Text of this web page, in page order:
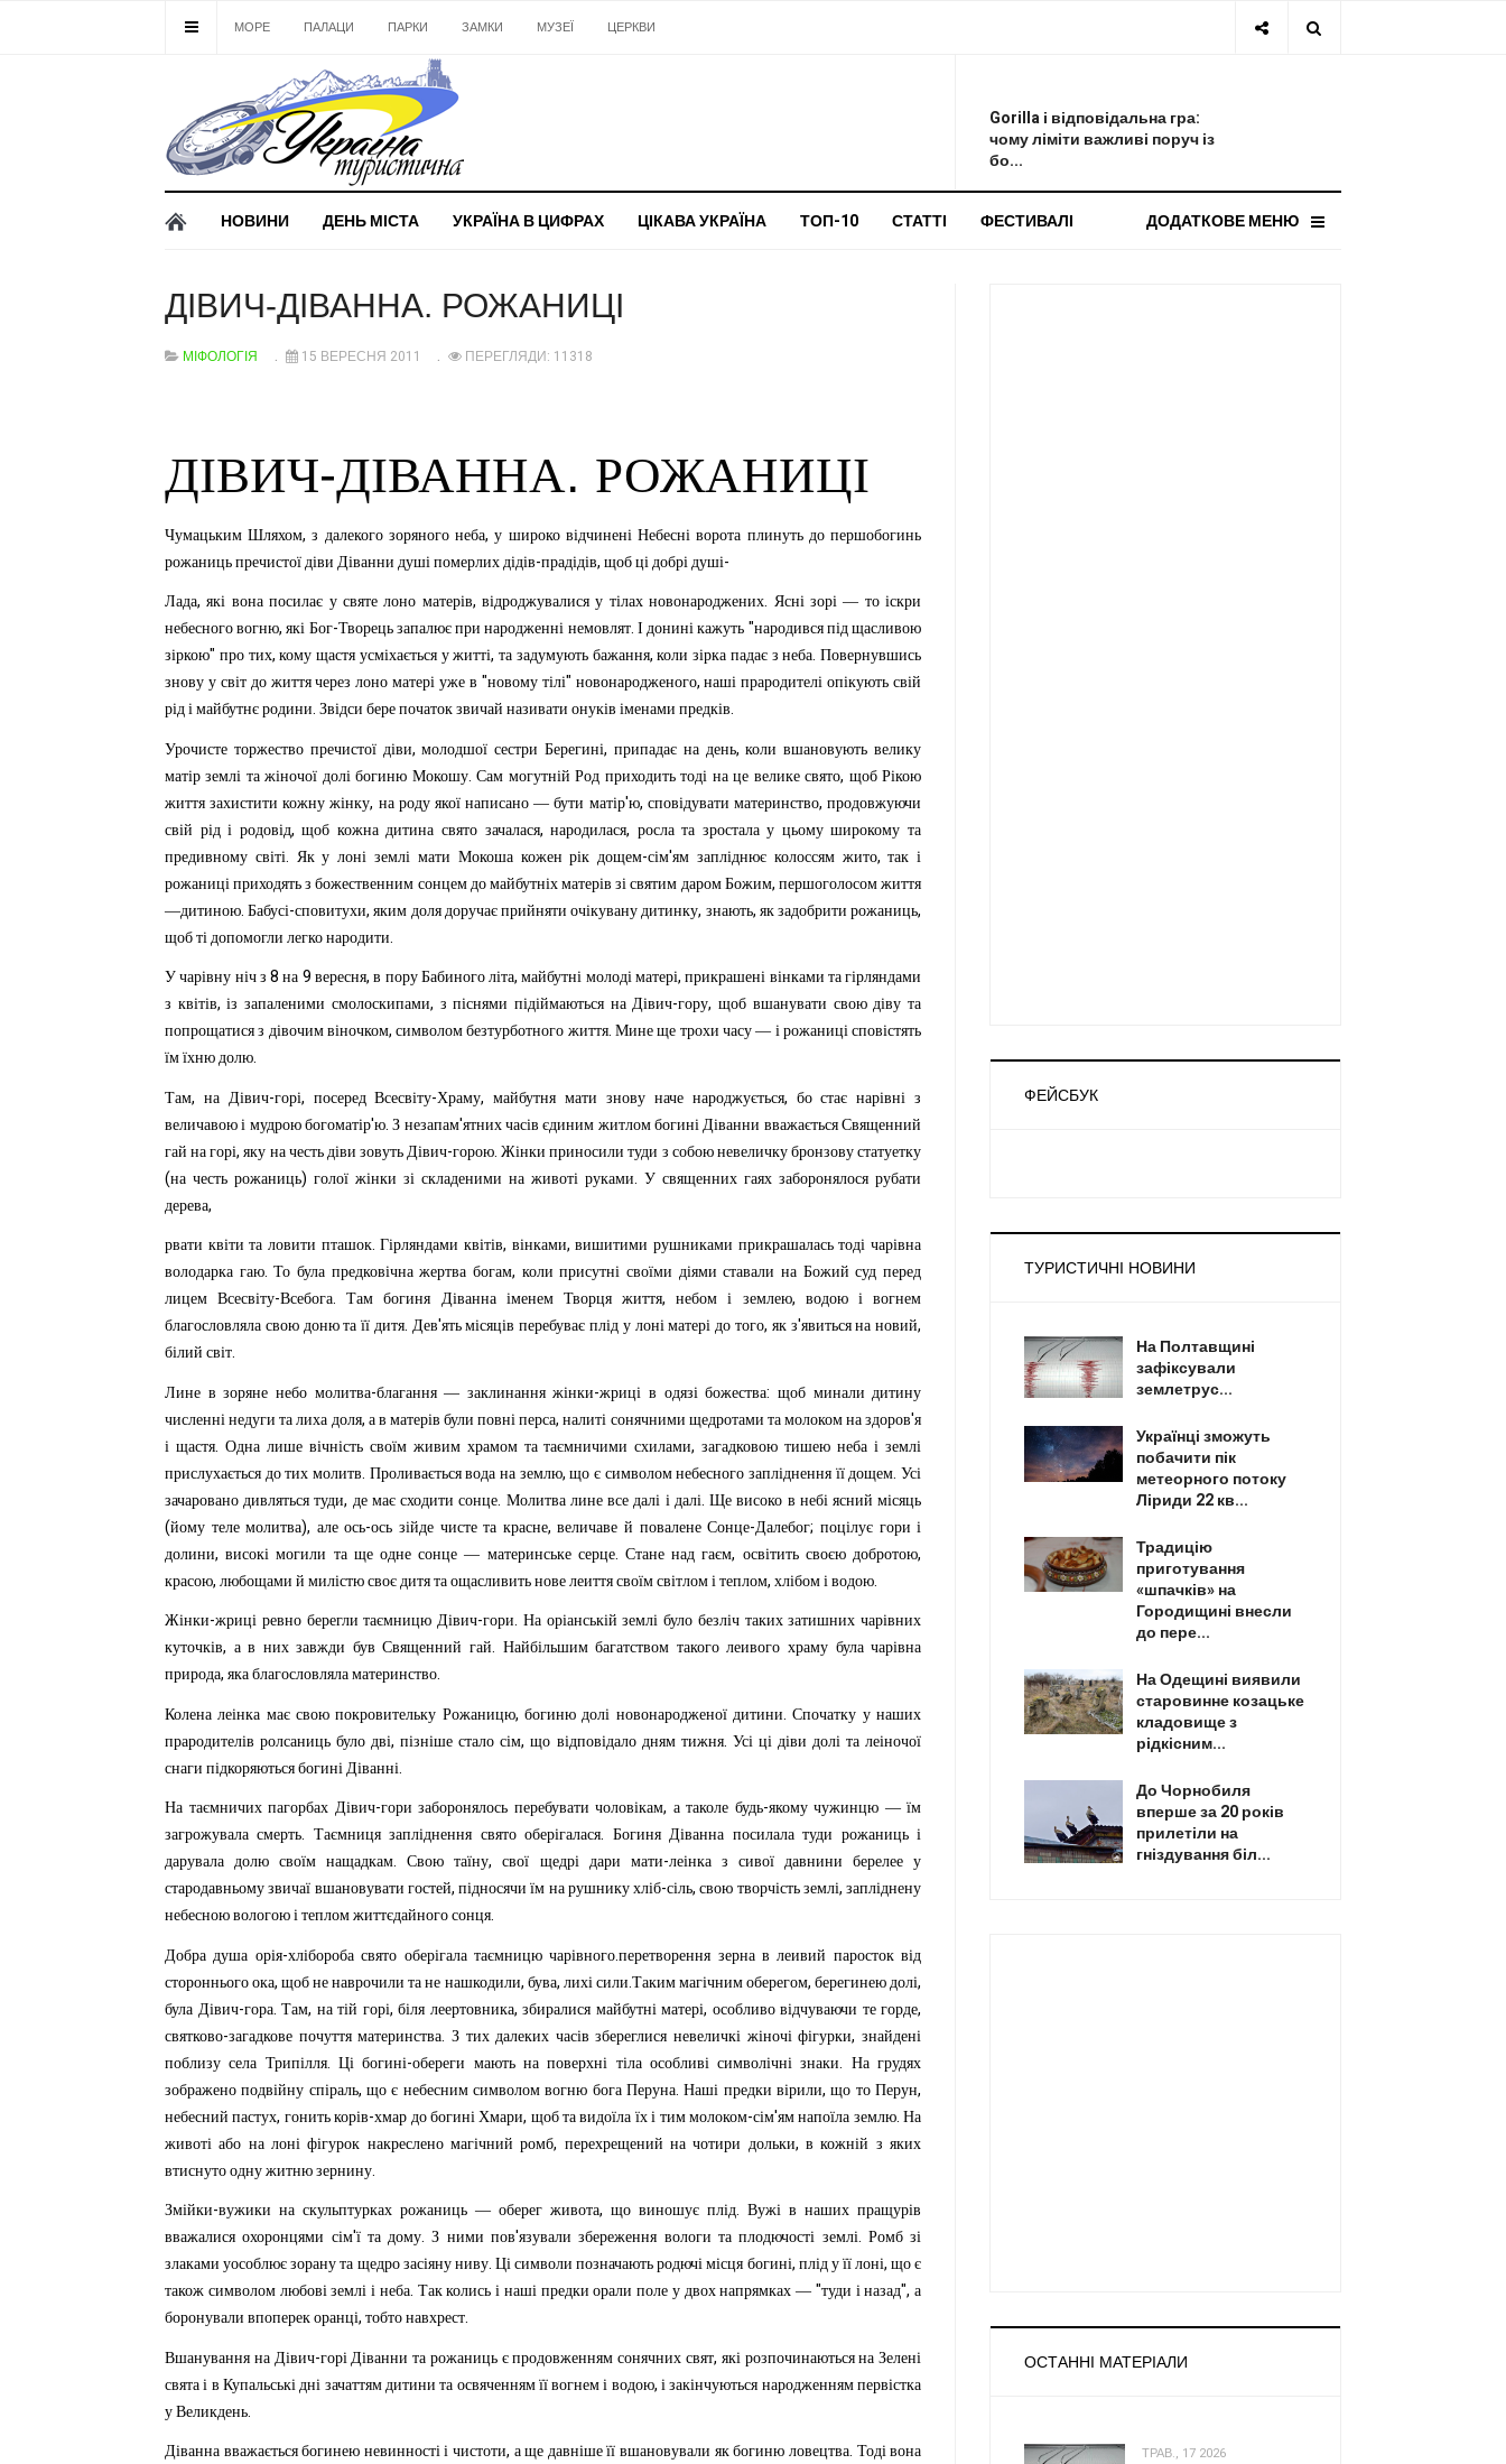
МОРЕ ПАЛАЦИ ПАРКИ ЗАМКИ МУЗЕЇ ЦЕРКВИ
Gorilla і відповідальна гра:
чому ліміти важливі поруч із
бо...
НОВИНИ ДЕНЬ МІСТА УКРАЇНА В ЦИФРАХ ЦІКАВА УКРАЇНА ТОП-10 СТАТТІ ДОДАТКОВЕ МЕНЮ
ФЕСТИВАЛІ
ДІВИЧ-ДІВАННА. РОЖАНИЦІ
МІФОЛОГІЯ 15 ВЕРЕСНЯ 2011 ПЕРЕГЛЯДИ: 11318
ДІВИЧ-ДІВАННА. РОЖАНИЦІ
Чумацьким Шляхом,з далекого зоряного неба,у широко відчинені Небесні ворота плинуть до першобогинь
рожаниць пречистої діви Діванни душі померлих дідів-прадідів, щоб ці добрі душі-
Лада,які вона посилає у святе лоно матерів, відроджувалися у тілах новонароджених. Ясні зорі — то іскри
небесного вогню,які Бог-Творець запалює при народженні немовлят. І донині кажуть "народився під щасливою
зіркою" про тих,кому щастя усміхається у житті, та задумують бажання,коли зірка падає з неба. Повернувшись
знову у світ до життя через лоно матері уже в "новому тілі" новонародженого,наші прародителі опікують свій
рід і майбутнє родини. Звідси бере початок звичай називати онуків іменами предків.
Урочисте торжество пречистої діви,молодшої сестри Берегині, припадає на день,коли вшановують велику
матір землі та жіночої долі богиню Мокошу.Сам могутній Род приходить тоді на це велике свято, щоб Рікою
життя захистити кожну жінку, на роду якої написано — бути матір'ю, сповідувати материнство,продовжуючи
свій рід і родовід,щоб кожна дитина свято зачалася,народилася, росла та зростала у цьому широкому та
предивному світі. Як у лоні землі мати Мокоша кожен рік дощем-сім'ям запліднює колоссям жито,так і
рожаниці приходять з божественним сонцем до майбутніх матерів зі святим даром Божим, першоголосом життя
—дитиною.Бабусі-сповитухи,яким доля доручає прийняти очікувану дитинку, знають, як задобрити рожаниць,
щоб ті допомогли легко народити.
У чарівну ніч з 8на 9 вересня,в пору Бабиного літа,майбутні молоді матері,прикрашені вінками та гірляндами
з квітів,із запаленими смолоскипами, з піснями підіймаються на Дівич-гору,щоб вшанувати свою діву та
попрощатися з дівочим віночком,символом безтурботного життя.Мине ще трохи часу — і рожаниці сповістять
їм їхню долю.
Там, на Дівич-горі, посеред Всесвіту-Храму,майбутня мати знову наче народжується, бо стає нарівні
з
величавою і мудрою богоматір'ю.З незапам'ятних часів єдиним житлом богині Діванни вважається Священний
гай на горі,яку на честь діви зовуть Дівич-горою.Жінки приносили туди з собою невеличку бронзову статуетку
(на честь рожаниць) голої жінки зі складеними на животі руками. У священних гаях заборонялося рубати
дерева,
рвати квіти та ловити пташок.Гірляндами квітів, вінками,вишитими рушниками прикрашалась тоді чарівна
володарка гаю.То була предковічна жертва богам, коли присутні своїми діями ставали на Божий суд перед
лицем
Всесвіту-Всебога.Там богиня Діванна іменем Творця життя,небом і землею, водою і
вогнем
благословляла свою доню та її дитя. Дев'ять місяців перебуває плід у лоні матері до того, як з'явиться на новий,
білий світ.
Лине в зоряне небо молитва-благання — заклинання жінки-жриці в одязі божества: щоб минали дитину
численні недуги та лиха доля, а в матерів були повні перса,налиті сонячними щедротами та молоком на здоров'я
і щастя. Одна лише вічність своїм живим храмом та таємничими схилами,загадковою тишею неба і землі
прислухається до тих молитв. Проливається вода на землю,що є символом небесного запліднення її дощем.Усі
зачаровано дивляться туди, де має сходити сонце. Молитва лине все далі і далі.Ще високо в небі ясний місяць
(йому теле молитва), але ось-ось зійде чисте та красне,величаве й повалене Сонце-Далебог; поцілує гори і
долини,високі могили та ще одне сонце — материнське серце.Стане над гаєм, освітить своєю добротою,
красою, любощами й милістю своє дитя та ощасливить нове леиття своїм світлом і теплом, хлібом і водою.
Жінки-жриці ревно берегли таємницю Дівич-гори. На оріанській землі було безліч таких затишних чарівних
куточків, а в них завжди був Священний гай. Найбільшим багатством такого леивого храму була чарівна
природа, яка благословляла материнство.
Колена леінка має свою покровительку Рожаницю,богиню долі новонародженої дитини.Спочатку у наших
прародителів ролсаниць було дві,пізніше стало сім,що відповідало дням тижня. Усі ці діви долі та леіночої
снаги підкоряються богині Діванні.
На таємничих пагорбах Дівич-гори заборонялось перебувати чоловікам, а таколе будь-якому чужинцю — їм
загрожувала смерть. Таємниця запліднення свято оберігалася. Богиня Діванна посилала туди рожаниць і
дарувала
долю своїм нащадкам.Свою таїну,свої щедрі дари мати-леінка з сивої давнини берелее
у
стародавньому звичаї вшановувати гостей, підносячи їм на рушнику хліб-сіль,свою творчість землі, запліднену
небесною вологою і теплом життєдайного сонця.
Добра душа орія-хлібороба свято оберігала таємницю чарівного.перетворення зерна в леивий паросток від
стороннього ока,щоб не наврочили та не нашкодили, бува, лихі сили.Таким магічним оберегом,берегинею долі,
була Дівич-гора. Там, на тій горі, біля леертовника, збиралися майбутні матері, особливо відчуваючи те горде,
святково-загадкове почуття материнства. З тих далеких часів збереглися невеличкі жіночі фігурки,знайдені
поблизу села Трипілля. Ці богині-обереги мають на поверхні тіла особливі символічні знаки. На грудях
зображено подвійну спіраль,що є небесним символом вогню бога Перуна.Наші предки вірили,що то Перун,
небесний пастух, гонить корів-хмар до богині Хмари, щоб та видоїла їх і тим молоком-сім'ям напоїла землю. На
животі або на лоні фігурок накреслено магічний ромб, перехрещений на чотири дольки,в кожній з яких
втиснуто одну житню зернину.
Змійки-вужики на скульптурках рожаниць — оберег живота, що виношує плід. Вужі в наших пращурів
вважалися охоронцями сім'ї та дому.З ними пов'язували збереження вологи та плодючості землі. Ромб зі
злаками уособлює зорану та щедро засіяну ниву. Ці символи позначають родючі місця богині, плід у її лоні,що є
також символом любові землі і неба. Так колись і наші предки орали поле у двох напрямках — "туди і назад", а
боронували впоперек оранці, тобто навхрест.
Вшанування на Дівич-горі Діванни та рожаниць є продовженням сонячних свят, які розпочинаються на Зелені
свята і в Купальські дні зачаттям дитини та освяченням її вогнем і водою,і закінчуються народженням первістка
у Великдень.
Діванна вважається богинею невинності і чистоти, а ще давніше її вшановували як богиню ловецтва. Тоді вона
ФЕЙСБУК
ТУРИСТИЧНІ НОВИНИ
На Полтавщині
зафіксували
землетрус...
Українці зможуть
побачити пік
метеорного потоку
Ліриди 22 кв...
Традицію
приготування
«шпачків» на
Городищині внесли
до пере...
На Одещині виявили
старовинне козацьке
кладовище з
рідкісним...
До Чорнобиля
вперше за 20 років
прилетіли на
гніздування біл...
ОСТАННІ МАТЕРІАЛИ
ТРАВ., 17 2026